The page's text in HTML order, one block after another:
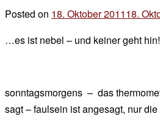
Posted on 18. Oktober 201118.
…es ist nebel – und keiner geht hin!
sonntagsmorgens – das
sagt – faulsein ist angesagt, nur